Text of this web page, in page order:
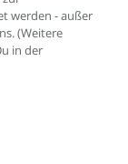
werden - außer
(Weitere
in der